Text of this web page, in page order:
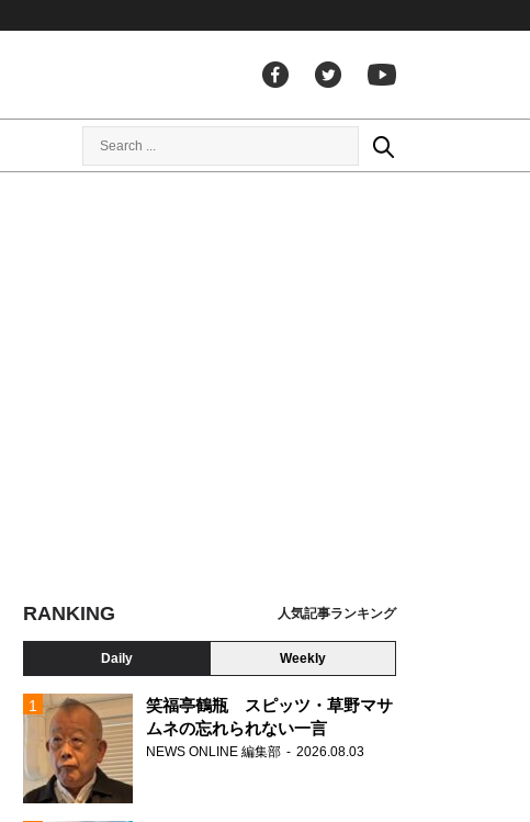
RANKING 人気記事ランキング
Daily Weekly
笑福亭鶴瓶 スピッツ・草野マサ
ムネの忘れられない一言
NEWS ONLINE 編集部 2026.08.03